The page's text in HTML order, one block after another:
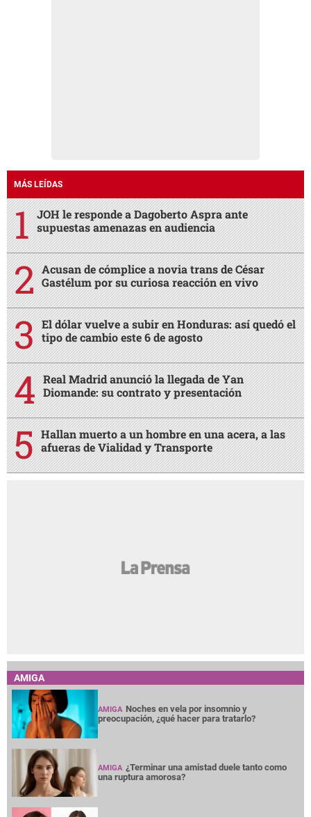
MÁS LEÍDAS
JOH le responde a Dagoberto Aspra ante
supuestas amenazas en audiencia
Acusan de cómplice a novia trans de César
Gastélum por su curiosa reacción en vivo
El dólar vuelve a subir en Honduras: así quedó el
tipo de cambio este 6 de agosto
Real Madrid anunció la llegada de Yan
Diomande: su contrato y presentación
Hallan muerto a un hombre en una acera, a las
afueras de Vialidad y Transporte
AMIGA
AMIGA Noches en vela por insomnio y
preocupación, ¿qué hacer para tratarlo?
AMIGA ¿Terminar una amistad duele tanto como
una ruptura amorosa?